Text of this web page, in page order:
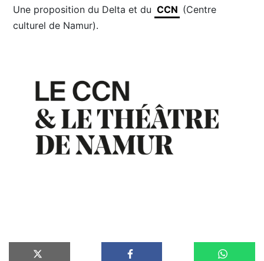
Une proposition du Delta et du CCN (Centre
culturel de Namur).